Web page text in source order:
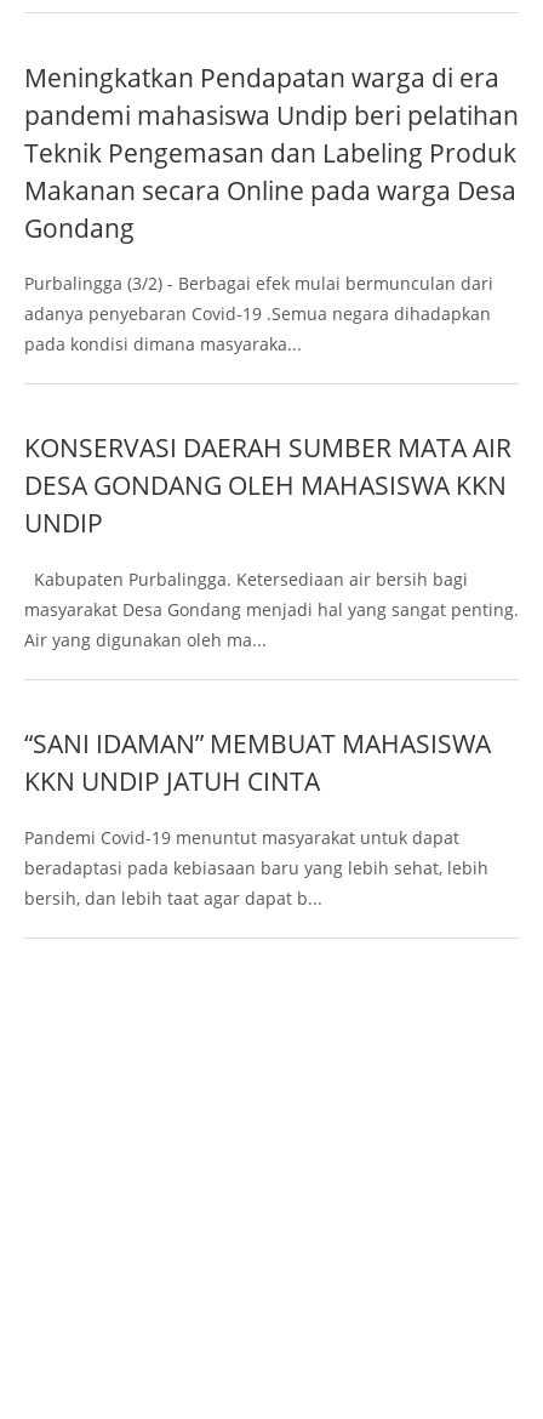
Meningkatkan Pendapatan warga di era
pandemi mahasiswa Undip beri pelatihan
Teknik Pengemasan dan Labeling Produk
Makanan secara Online pada warga Desa
Gondang
Purbalingga (3/2) - Berbagai efek mulai bermunculan dari
adanya penyebaran Covid-19 .Semua negara dihadapkan
pada kondisi dimana masyaraka...
KONSERVASI DAERAH SUMBER MATA AIR
DESA GONDANG OLEH MAHASISWA KKN
UNDIP
Kabupaten Purbalingga. Ketersediaan air bersih bagi
masyarakat Desa Gondang menjadi hal yang sangat penting.
Air yang digunakan oleh ma...
“SANI IDAMAN” MEMBUAT MAHASISWA
KKN UNDIP JATUH CINTA
Pandemi Covid-19 menuntut masyarakat untuk dapat
beradaptasi pada kebiasaan baru yang lebih sehat, lebih
bersih, dan lebih taat agar dapat b...